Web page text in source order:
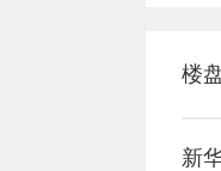
楼
新